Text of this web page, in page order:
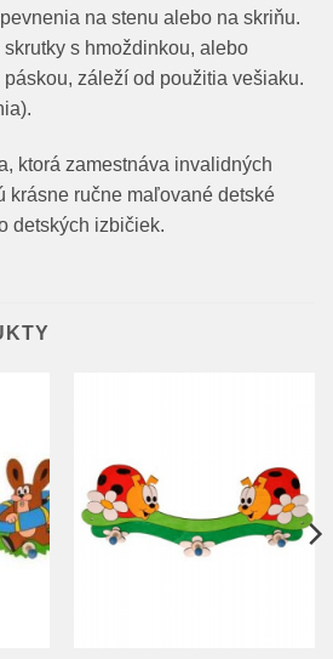
na stenu alebo na skriňu.
s hmoždinkou, alebo
záleží od použitia vešiaku.
ktorá zamestnáva invalidných
krásne ručne maľované detské
detských izbičiek.